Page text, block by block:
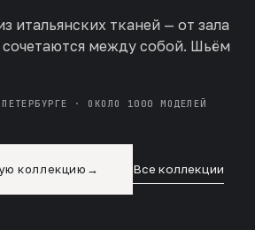
итальянских тканей — от зала
между собой. Шьём
· ОКОЛО 1000 МОДЕЛЕЙ
коллекцию → Все коллекции